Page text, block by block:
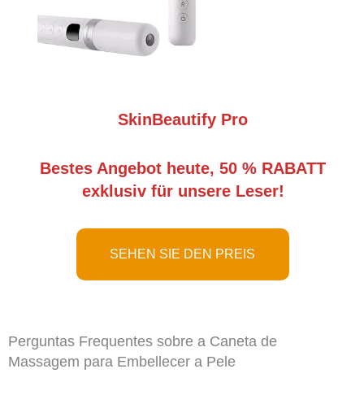
SkinBeautify Pro
Bestes Angebot heute, 50 % RABATT
exklusiv für unsere Leser!
SEHEN SIE DEN PREIS
Perguntas Frequentes sobre a Caneta de
Massagem para Embellecer a Pele